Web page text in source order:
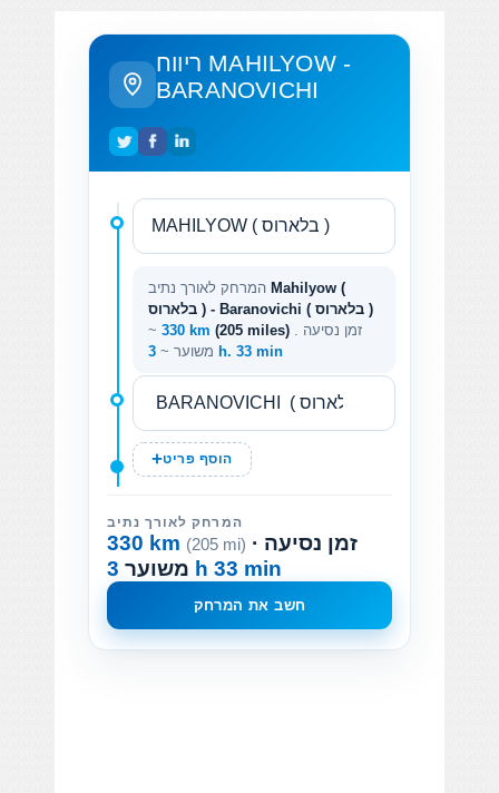
ריווח MAHILYOW -
BARANOVICHI
Mahilyow (
בלארוס ) - Baranovichi ( בלארוס )
~
330 km (205 miles)
משוער ~ 3 h. 33 min
הוסף פריט
המרחק לאורך נתיב
330 km (205 mi) · זמן נסיעה
משוער 3 h 33 min
חשב את המרחק